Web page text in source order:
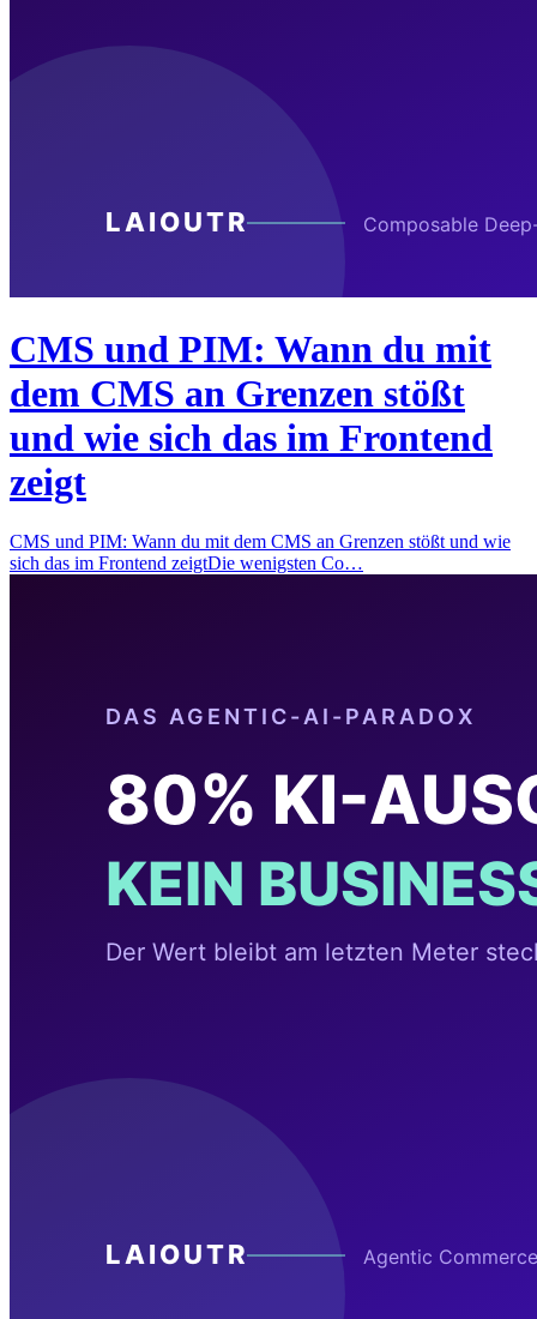
CMS und PIM: Wann du mit
dem CMS an Grenzen stößt
und wie sich das im Frontend
zeigt
CMS und PIM: Wann du mit dem CMS an Grenzen stößt und wie
sich das im Frontend zeigtDie wenigsten Co…